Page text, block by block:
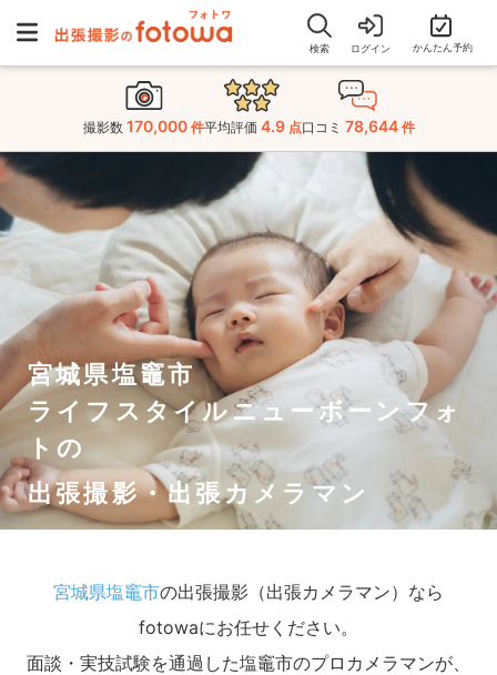
検索 ログイン かんたん予約
撮影数 170,000 件平均評価 4.9 点口コミ 78,644 件
宮城県塩竈市
ライフスタイルニューボーンフォ
トの
出張撮影・出張カメラマン
宮城県塩竈市の出張撮影（出張カメラマン）なら
fotowaにお任せください。
面談・実技試験を通過した塩竈市のプロカメラマンが、